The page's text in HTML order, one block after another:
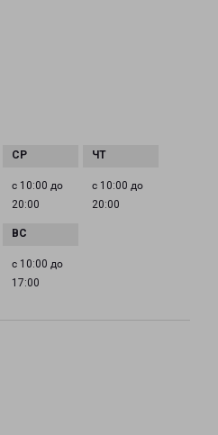
с 10:00 до
20:00
с 10:00 до
20:00
с 10:00 до
17:00